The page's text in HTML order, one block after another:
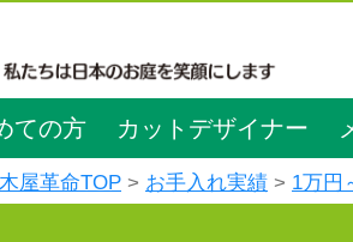
ての方 カットデザイナー
屋革命TOP お手入れ実績 1万円